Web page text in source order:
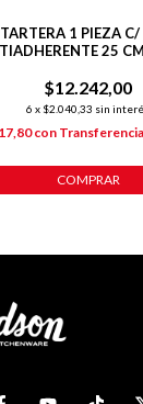
1 PIEZA C/
25
$12.242,00
6 x $2.040,33 sin
con
COMPRAR